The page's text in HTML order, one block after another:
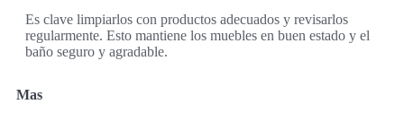
Es clave limpiarlos con productos adecuados y revisarlos
regularmente. Esto mantiene los muebles en buen estado y el
baño seguro y agradable.
Mas